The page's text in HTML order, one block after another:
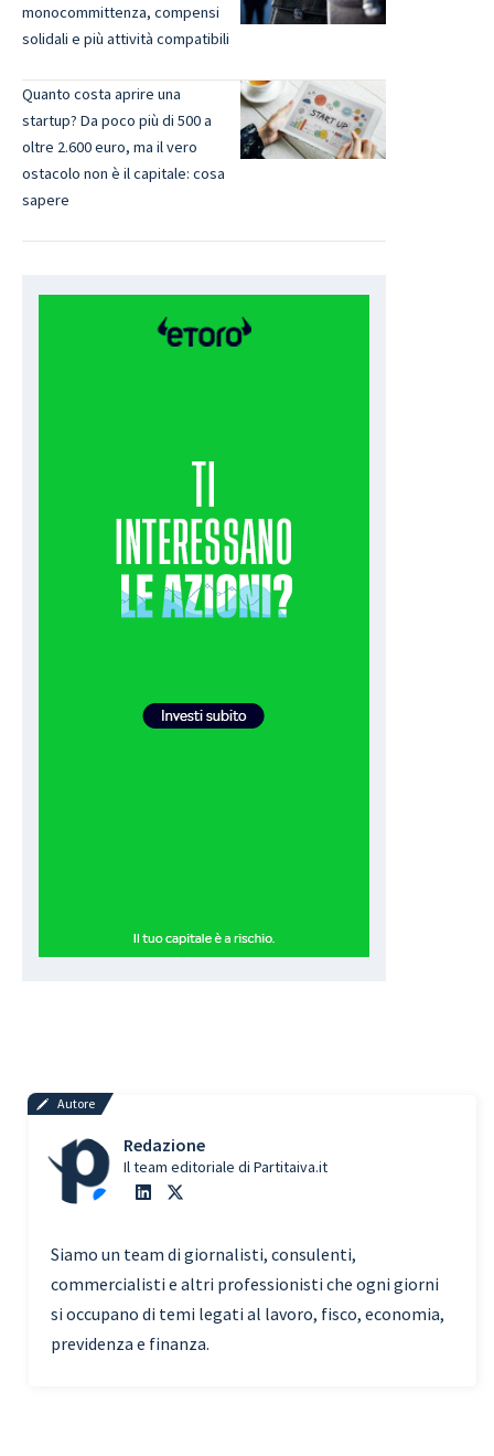
monocommittenza, compensi
solidali e più attività compatibili
Quanto costa aprire una
startup? Da poco più di 500 a
oltre 2.600 euro, ma il vero
ostacolo non è il capitale: cosa
sapere
Autore
Redazione
Il team editoriale di Partitaiva.it
Siamo un team di giornalisti, consulenti,
commercialisti e altri professionisti che ogni giorni
si occupano di temi legati al lavoro, fisco, economia,
previdenza e finanza.